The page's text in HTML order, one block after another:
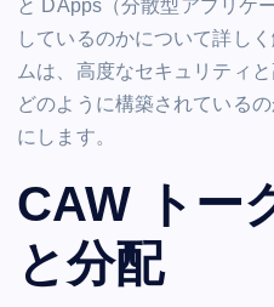
と DApps（分散型アプリケ
しているのかについて詳し
ムは、高度なセキュリティ
どのように構築されている
にします。
CAW トー
と分配